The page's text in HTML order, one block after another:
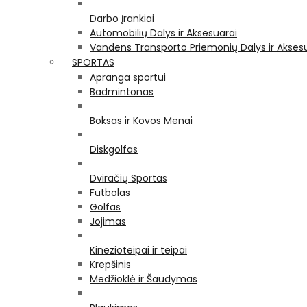
Darbo Įrankiai
Automobilių Dalys ir Aksesuarai
Vandens Transporto Priemonių Dalys ir
SPORTAS
Apranga sportui
Badmintonas
Boksas ir Kovos Menai
Diskgolfas
Dviračių Sportas
Futbolas
Golfas
Jojimas
Kinezioteipai ir teipai
Krepšinis
Medžioklė ir Šaudymas